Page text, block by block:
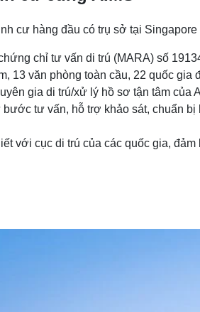
cư hàng đầu có trụ sở tại
chỉ tư vấn di trú (MARA) số
13 văn phòng toàn cầu, 22 quốc
gia di trú/xử lý hồ sơ tận tâm của
bước tư vấn, hỗ trợ khảo sát, chuẩn
với cục di trú của các quốc gia,